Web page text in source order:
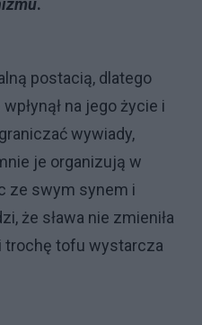
.
postacią, dlatego
na jego życie i
wywiady,
je organizują w
ze swym synem i
że sława nie zmieniła
trochę tofu wystarcza